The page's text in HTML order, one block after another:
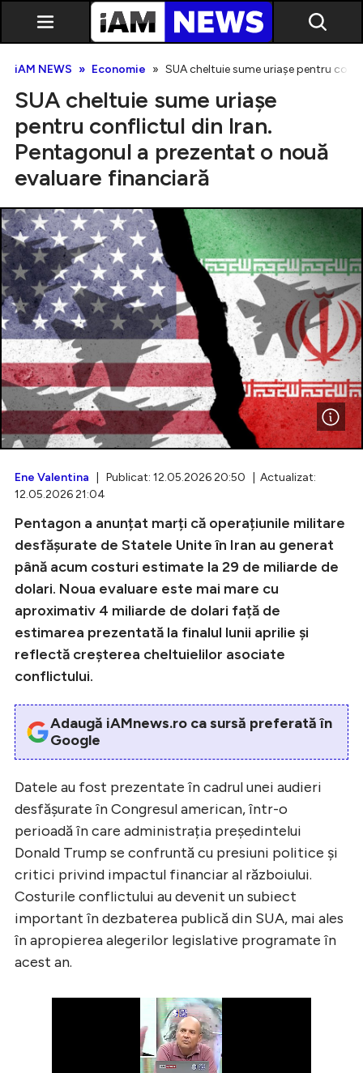
Exclusiv
Intră în cont
Creează cont
iAM NEWS Economie SUA cheltuie sume uriașe pentru
SUA cheltuie sume uriașe
pentru conflictul din Iran.
Pentagonul a prezentat o nouă
evaluare financiară
Ene Valentina | Publicat: 12.05.2026 20:50 | Actualizat:
12.05.2026 21:04
Pentagon a anunțat marți că operațiunile militare
desfășurate de Statele Unite în Iran au generat
până acum costuri estimate la 29 de miliarde de
dolari. Noua evaluare este mai mare cu
aproximativ 4 miliarde de dolari față de
estimarea prezentată la finalul lunii aprilie și
reflectă creșterea cheltuielilor asociate
conflictului.
Adaugă iAMnews.ro ca sursă preferată în
Google
Datele au fost prezentate în cadrul unei audieri
desfășurate în Congresul american, într-o
perioadă în care administrația președintelui
Donald Trump se confruntă cu presiuni politice și
critici privind impactul financiar al războiului.
Costurile conflictului au devenit un subiect
important în dezbaterea publică din SUA, mai ales
în apropierea alegerilor legislative programate în
acest an.